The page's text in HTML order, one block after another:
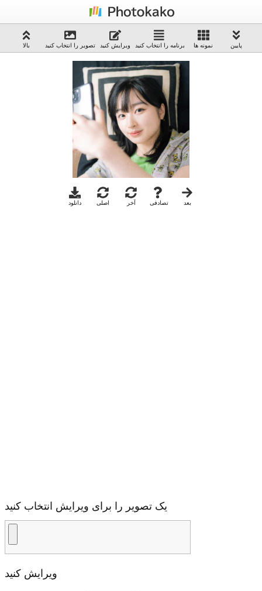
بالا تصویر را انتخاب کنید ویرایش کنید برنامه را انتخاب کنید نمونه ها پایین
دانلود اصلی آخر تصادفی بعد
یک تصویر را برای ویرایش انتخاب کنید
ویرایش کنید